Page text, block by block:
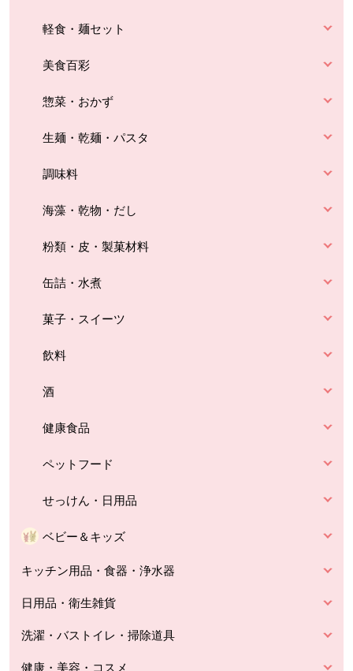
軽食・麺セット
美食百彩
惣菜・おかず
生麺・乾麺・パスタ
調味料
海藻・乾物・だし
粉類・皮・製菓材料
缶詰・水煮
菓子・スイーツ
飲料
酒
健康食品
ペットフード
せっけん・日用品
ベビー＆キッズ
キッチン用品・食器・浄水器
日用品・衛生雑貨
洗濯・バストイレ・掃除道具
健康・美容・コスメ